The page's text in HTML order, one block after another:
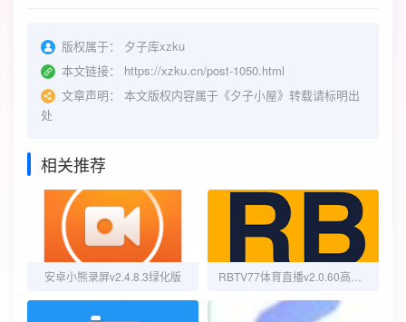
版权属于：
夕子库xzku
本文链接：
https://xzku.cn/post-1050.html
文章声明：
本文版权内容属于《夕子小屋》转载请标明出
处
相关推荐
安卓小熊录屏v2.4.8.3绿化版